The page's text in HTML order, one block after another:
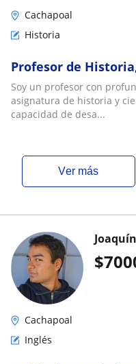
Cachapoal
Historia
Profesor de
Soy un profesor con
asignatura de historia y
capacidad de desa...
ver más
$
Joaquín
Cachapoal
Inglés